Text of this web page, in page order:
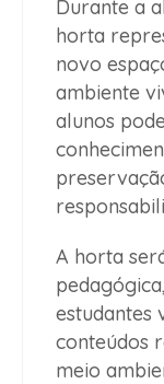
Durante a
horta
novo
ambiente
alunos
A horta
estudantes
conteúdos
meio